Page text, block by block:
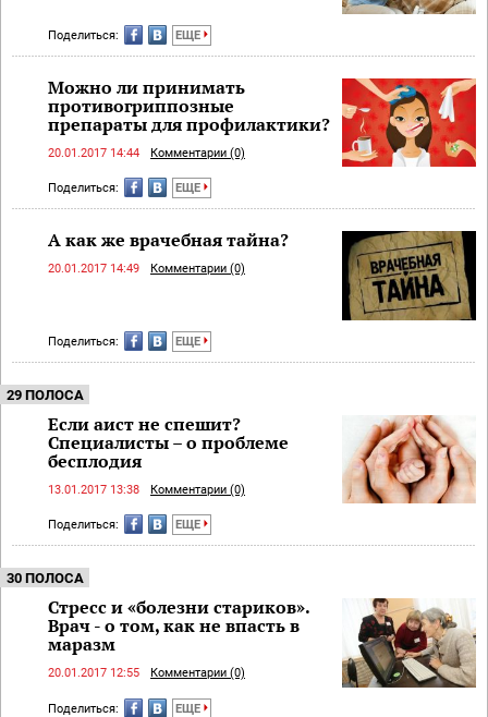
Поделиться: ЕЩЕ
Можно ли принимать
противогриппозные
препараты для профилактики?
20.01.2017 14:44 Комментарии (0)
Поделиться: ЕЩЕ
А как же врачебная тайна?
20.01.2017 14:49 Комментарии (0)
Поделиться: ЕЩЕ
29 ПОЛОСА
Если аист не спешит?
Специалисты – о проблеме
бесплодия
13.01.2017 13:38 Комментарии (0)
Поделиться: ЕЩЕ
30 ПОЛОСА
Стресс и «болезни стариков».
Врач - о том, как не впасть в
маразм
20.01.2017 12:55 Комментарии (0)
Поделиться: ЕЩЕ